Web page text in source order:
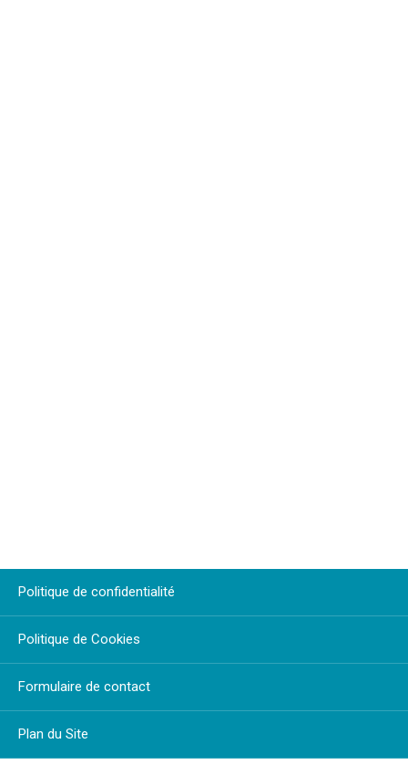
Politique de confidentialité
Politique de Cookies
Formulaire de contact
Plan du Site